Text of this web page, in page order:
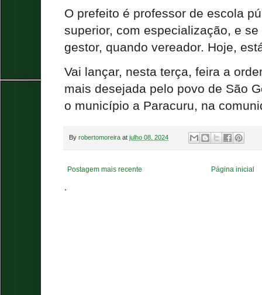
O prefeito é professor de escola
superior, com especialização, e
gestor, quando vereador. Hoje,
Vai lançar, nesta terça, feira a
mais desejada pelo povo de São
o município a Paracuru, na
By robertomoreira at julho 08, 2024
Postagem mais recente Página inicial
.